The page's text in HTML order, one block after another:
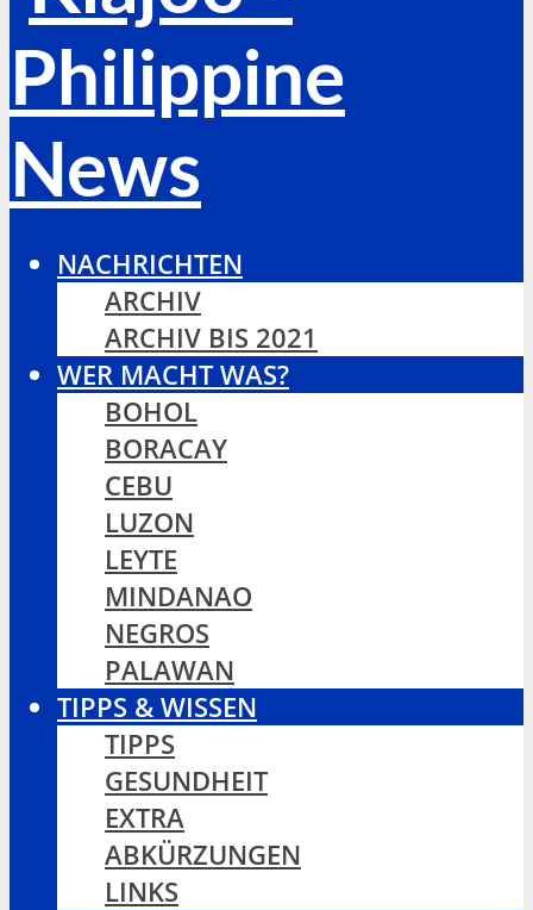
NACHRICHTEN
ARCHIV
ARCHIV BIS 2021
WER MACHT WAS?
BOHOL
BORACAY
CEBU
LUZON
LEYTE
MINDANAO
NEGROS
PALAWAN
TIPPS & WISSEN
TIPPS
GESUNDHEIT
EXTRA
ABKÜRZUNGEN
LINKS